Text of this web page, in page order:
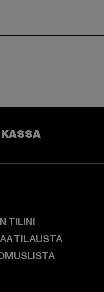
TILINI
TILAUSTA